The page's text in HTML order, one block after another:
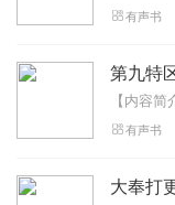
有声书
有声书